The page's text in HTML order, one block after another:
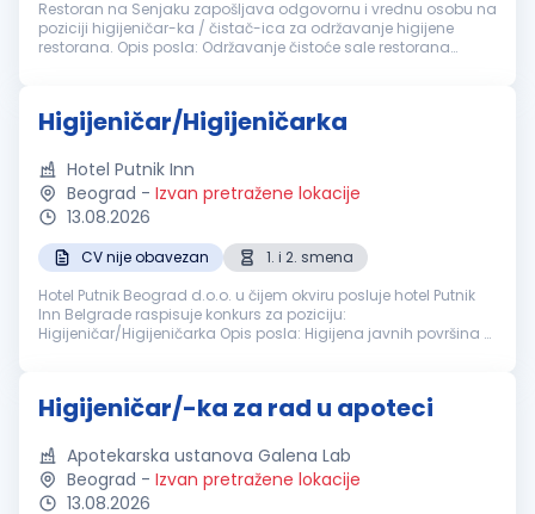
Restoran na Senjaku zapošljava odgovornu i vrednu osobu na
poziciji higijeničar-ka / čistač-ica za održavanje higijene
restorana. Opis posla: Održavanje čistoće sale restorana
Higijeničar/Higijeničarka
Hotel Putnik Inn
Beograd - Izvan pretražene lokacije
13.08.2026
CV nije obavezan
1. i 2. smena
Hotel Putnik Beograd d.o.o. u čijem okviru posluje hotel Putnik
Inn Belgrade raspisuje konkurs za poziciju:
Higijeničar/Higijeničarka Opis posla: Higijena javnih površina u
Higijeničar/-ka za rad u apoteci
Apotekarska ustanova Galena Lab
Beograd - Izvan pretražene lokacije
13.08.2026